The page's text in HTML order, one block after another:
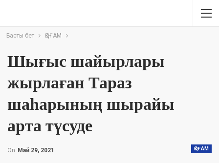
Басты бет ҚОҒАМ
Шығыс шайырлары
жырлаған Тараз
шаһарының шырайы
арта түсуде
ҚОҒАМ
On Май 29, 2021